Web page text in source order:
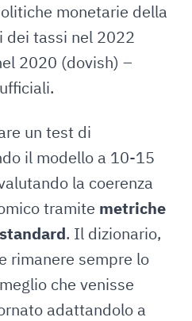
monetarie della
dei tassi nel 2022
2020 (dovish) –
un test di
il modello a 10-15
la coerenza
tramite metriche
. Il dizionario,
rimanere sempre lo
che venisse
adattandolo a